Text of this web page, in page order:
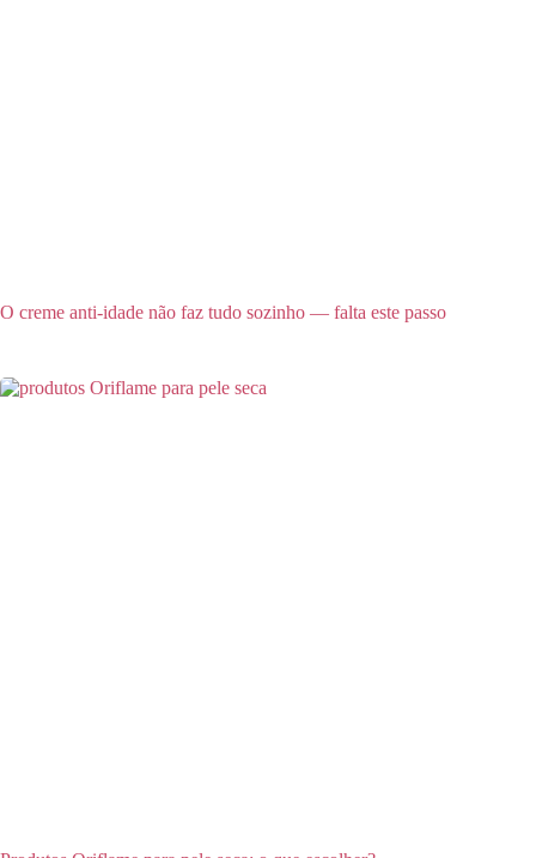
O creme anti-idade não faz tudo sozinho — falta este passo